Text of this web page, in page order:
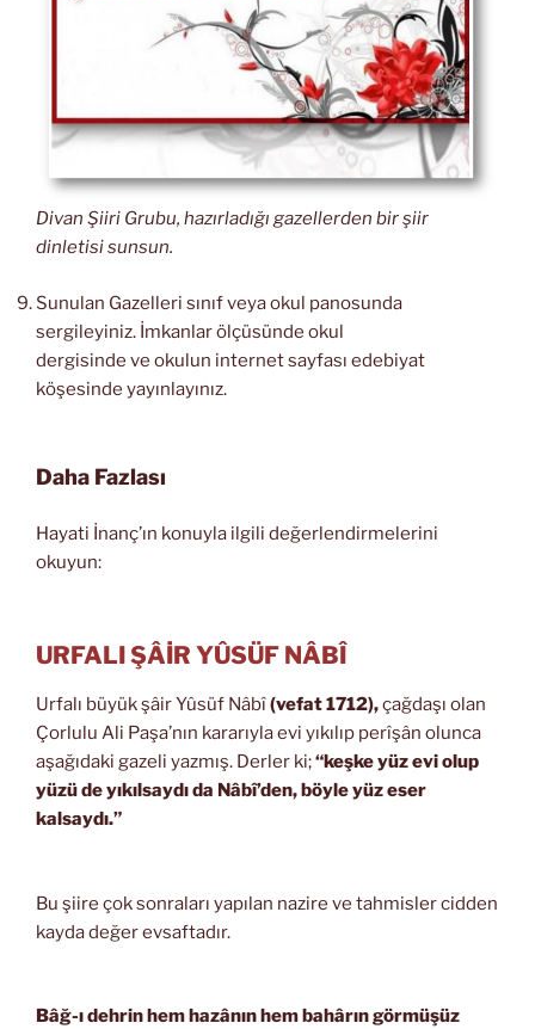
Divan Şiiri Grubu, hazırladığı gazellerden bir şiir
dinletisi sunsun.
Sunulan Gazelleri sınıf veya okul panosunda
sergileyiniz. İmkanlar ölçüsünde okul
dergisinde ve okulun internet sayfası edebiyat
köşesinde yayınlayınız.
Daha Fazlası
Hayati İnanç’ın konuyla ilgili değerlendirmelerini
okuyun:
URFALI ŞÂİR YÛSÜF NÂBÎ
Urfalı büyük şâir Yûsüf Nâbî(vefat 1712),çağdaşı olan
Çorlulu Ali Paşa’nın kararıyla evi yıkılıp perîşân olunca
aşağıdaki gazeli yazmış. Derler ki;“keşke yüz evi olup
yüzü de yıkılsaydı da Nâbî’den, böyle yüz eser
kalsaydı.”
Bu şiire çok sonraları yapılan nazire ve tahmisler cidden
kayda değer evsaftadır.
Bâğ-ı dehrin hem hazânın hem bahârın görmüşüz